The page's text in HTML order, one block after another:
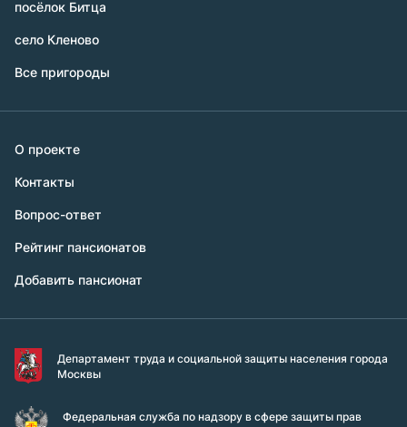
посёлок Битца
село Кленово
Все пригороды
О проекте
Контакты
Вопрос-ответ
Рейтинг пансионатов
Добавить пансионат
Департамент труда и социальной защиты населения города
Москвы
Федеральная служба по надзору в сфере защиты прав